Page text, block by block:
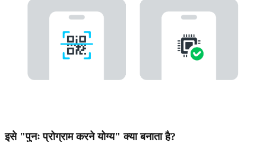
इसे "पुनः प्रोग्राम करने योग्य" क्या बनाता है?